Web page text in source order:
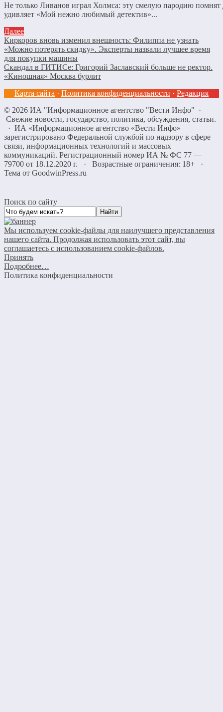
Не только Ливанов играл Холмса: эту смелую пародию
удивляет «Мой нежно любимый детектив»...
Далее
Киркоров вновь изменил внешность: Филиппа не узнать
«Можно потерять скидку». Эксперты назвали лучшее время
для покупки машины
Скандал в ГИТИСе: Григорий Заславский больше не ректор.
«Киношная» Москва бурлит
Карта сайта · Политика конфиденциальности · Редакция
© 2026 ИА "Информационное агентство "Вести Инфо" ·
Свежие новости, государство, политика, обсуждения, статьи.
· ИА «Информационное агентство «Вести Инфо»
зарегистрировано Федеральной службой по надзору в сфере
связи, информационных технологий и массовых
коммуникаций. Регистрационный номер ИА № ФС 77 —
79700 от 18.12.2020 г. · Возрастные ограничения: 18+
·
Тема от GoodwinPress.ru
Поиск по сайту
Мы используем cookie-файлы для наилучшего представления
нашего сайта. Продолжая использовать этот сайт, вы
соглашаетесь с использованием cookie-файлов.
Принять
Подробнее…
Политика конфиденциальности